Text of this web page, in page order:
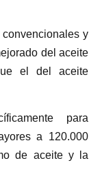
y
del aceite
el del aceite
para
a 120.000
de aceite y la